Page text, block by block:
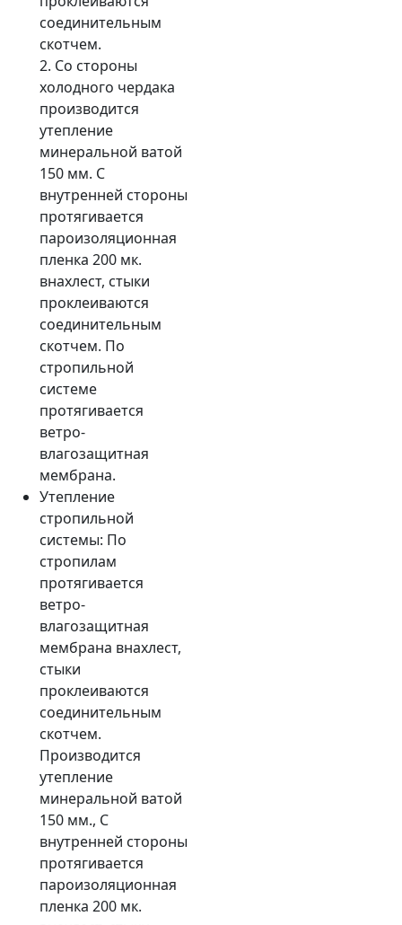
соединительным
скотчем.
2. Со стороны
холодного чердака
производится
утепление
минеральной ватой
150 мм. С
внутренней стороны
протягивается
пароизоляционная
пленка 200 мк.
внахлест, стыки
проклеиваются
соединительным
скотчем. По
стропильной
системе
протягивается
ветро-
влагозащитная
мембрана.
Утепление
стропильной
системы: По
стропилам
протягивается
ветро-
влагозащитная
мембрана внахлест,
стыки
проклеиваются
соединительным
скотчем.
Производится
утепление
минеральной ватой
150 мм., С
внутренней стороны
протягивается
пароизоляционная
пленка 200 мк.